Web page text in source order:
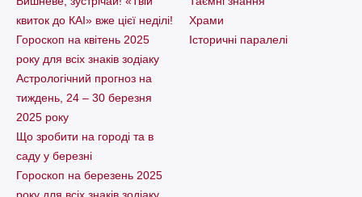
квиток до КАІ» вже цієї неділі!
Гороскоп на квітень 2025
року для всіх знаків зодіаку
Астрологічний прогноз на
тиждень, 24 – 30 березня
2025 року
Що зробити на городі та в
саду у березні
Гороскоп на березень 2025
Храми
Історичні паралелі